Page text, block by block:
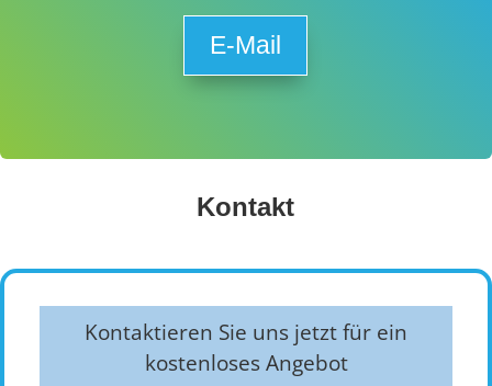
E-Mail
Kontakt
Kontaktieren Sie uns jetzt für ein
kostenloses Angebot